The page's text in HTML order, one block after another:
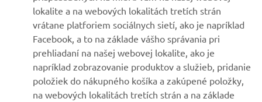
PODPORA
BULLETIN
Získajte medzi prvými informácie o najnovších ponukách,
špeciálnych akciách, nových verziách a mnoho ďalšieho
lokalite a na webových lokalitách tretích strán
vrátane platforiem sociálnych sietí, ako je napríklad
Facebook, a to na základe vášho správania pri
prehliadaní na našej webovej lokalite, ako je
napríklad zobrazovanie produktov a služieb, pridanie
položiek do nákupného košíka a zakúpené položky,
na webových lokalitách tretích strán a na základe